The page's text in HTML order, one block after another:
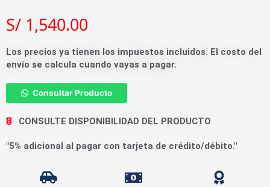
S/ 1,540.00
Los precios ya tienen los impuestos incluidos. El costo del
envío se calcula cuando vayas a pagar.
Consultar Producto
CONSULTE DISPONIBILIDAD DEL PRODUCTO
"5% adicional al pagar con tarjeta de crédito/débito."